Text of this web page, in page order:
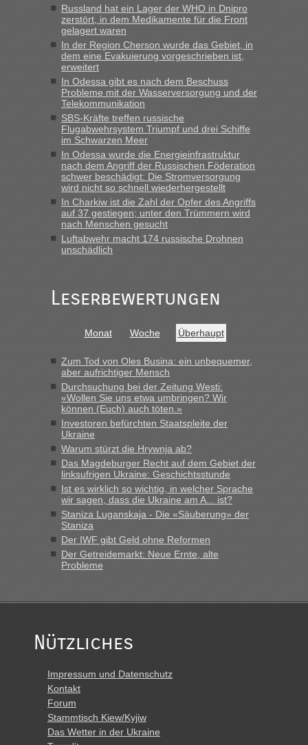
Recht, Visa und Dokumente • Deklaration
gebrauchter Kleidung beim Zoll
„Hallo Leute, ich weiß nicht, ob ich hier richtig bin mit meiner
Anfrage. Ich möchte 4 Umzugskartons mit gebrauchter
Straßen Kleidung bei der Einreise in die Ukraine
mitnehmen. Es ist gebrauchte Kleidung...“
Berichte und Reisetipps • Re: An welchem
Grenzübergang zwischen Polen und der Ukraine geht es am
schnellsten?
„Wir sind mit unserem Wohnmobil, wie geplant am Montag
15.6. in Krakovets rüber. Sehr zeitig los gegen 5 Uhr in der
Früh. Mit sehr sehr wenig Verkehr, super bis zur Grenze. Nur
8 PKW vor der Schranke....“
Berichte und Reisetipps • Re: An welchem
Grenzübergang zwischen Polen und der Ukraine geht es am
schnellsten?
schnell da auch Passagiere mit EU-Pass dabei waren“
Berichte und Reisetipps • Re: An welchem
Grenzübergang zwischen Polen und der Ukraine geht es am
„Bin am Montag 15.6.26 um 8 Uhr in Urgyniw ausgereist,
das erste Mal an einem Montagmorgen ca. 15 Fahrzeuge
vor mir, bin sonst der Erste oder Zweite, egal, nach ca 20
Minuten wurde dann die nächste Welle...“
Berichte und Reisetipps • Re: An welchem
Grenzübergang zwischen Polen und der Ukraine geht es am
schnellsten?
„Derzeit, ist es überall sehr voll an den Grenzen Ukraine/
Polen. Zb. Krakovets 100 PKW ca. 10 h Wartezeit. Wollen
Montag rüber, versuchen es sehr früh.“
Russland hat ein Lager der WHO in Dnipro
zerstört, in dem Medikamente für die Front
gelagert waren
In der Region Cherson wurde das Gebiet, in
dem eine Evakuierung vorgeschrieben ist,
erweitert
In Odessa gibt es nach dem Beschuss
Probleme mit der Wasserversorgung und der
Telekommunikation
SBS-Kräfte treffen russische
Flugabwehrsystem Triumpf und drei Schiffe
im Schwarzen Meer
In Odessa wurde die Energieinfrastruktur
nach dem Angriff der Russischen Föderation
schwer beschädigt: Die Stromversorgung
wird nicht so schnell wiederhergestellt
In Charkiw ist die Zahl der Opfer des Angriffs
auf 37 gestiegen; unter den Trümmern wird
nach Menschen gesucht
Luftabwehr macht 174 russische Drohnen
unschädlich
Leserbewertungen
Monat Woche Überhaupt
Zum Tod von Oles Busina: ein unbequemer,
aber aufrichtiger Mensch
Durchsuchung bei der Zeitung Westi:
«Wollen Sie uns etwa umbringen? Wir
können (Euch) auch töten.»
Investoren befürchten Staatspleite der
Ukraine
Warum stürzt die Hrywnja ab?
Das Magdeburger Recht auf dem Gebiet der
linksufrigen Ukraine: Geschichtsstunde
Ist es wirklich so wichtig, in welcher Sprache
wir sagen, dass die Ukraine am A... ist?
Staniza Luganskaja - Die «Säuberung» der
Staniza
Der IWF gibt Geld ohne Reformen
Der Getreidemarkt: Neue Ernte, alte
Probleme
Nützliches
Impressum und Datenschutz
Kontakt
Forum
Stammtisch Kiew/Kyjiw
Das Wetter in der Ukraine